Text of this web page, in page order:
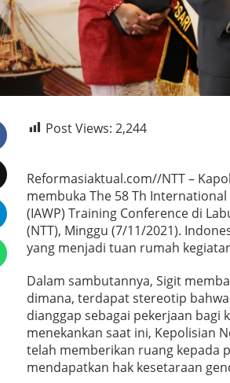
Post Views: 2,244
Reformasiaktual.com//NTT –
membuka The 58 Th
(IAWP) Training Conference di
(NTT), Minggu (7/11/2021).
yang menjadi tuan rumah
Dalam sambutannya, Sigit
dimana, terdapat stereotip
dianggap sebagai pekerjaan bagi
menekankan saat ini, Kepolisian
telah memberikan ruang kepada
mendapatkan hak kesetaraan